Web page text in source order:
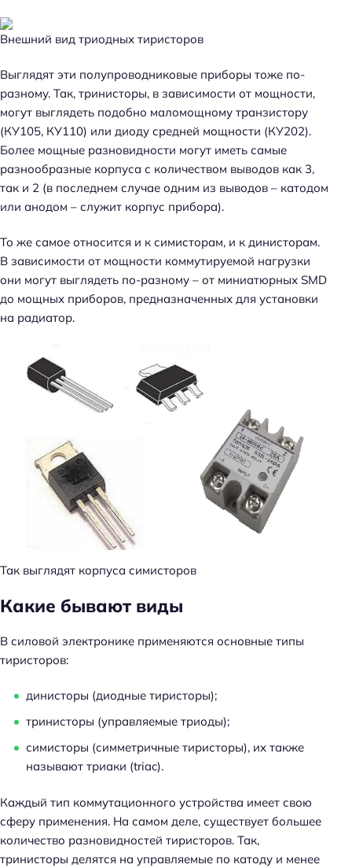
Внешний вид триодных тиристоров
Выглядят эти полупроводниковые приборы тоже по-
разному. Так, тринисторы, в зависимости от мощности,
могут выглядеть подобно маломощному транзистору
(КУ105, КУ110) или диоду средней мощности (КУ202).
Более мощные разновидности могут иметь самые
разнообразные корпуса с количеством выводов как 3,
так и 2 (в последнем случае одним из выводов – катодом
или анодом – служит корпус прибора).
То же самое относится и к симисторам, и к динисторам.
В зависимости от мощности коммутируемой нагрузки
они могут выглядеть по-разному – от миниатюрных SMD
до мощных приборов, предназначенных для установки
на радиатор.
Так выглядят корпуса симисторов
Какие бывают виды
В силовой электронике применяются основные типы
тиристоров:
динисторы (диодные тиристоры);
тринисторы (управляемые триоды);
симисторы (симметричные тиристоры), их также
называют триаки (triac).
Каждый тип коммутационного устройства имеет свою
сферу применения. На самом деле, существует большее
количество разновидностей тиристоров. Так,
тринисторы делятся на управляемые по катоду и менее